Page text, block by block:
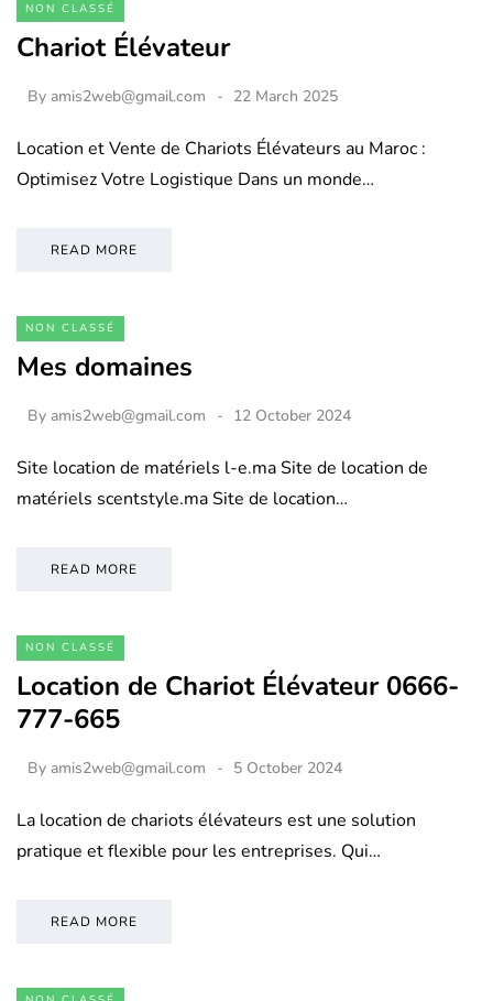
NON CLASSÉ
Chariot Élévateur
By amis2web@gmail.com 22 March 2025
Location et Vente de Chariots Élévateurs au Maroc :
Optimisez Votre Logistique Dans un monde…
READ MORE
NON CLASSÉ
Mes domaines
By amis2web@gmail.com 12 October 2024
Site location de matériels l-e.ma Site de location de
matériels scentstyle.ma Site de location…
READ MORE
NON CLASSÉ
Location de Chariot Élévateur 0666-
777-665
By amis2web@gmail.com 5 October 2024
La location de chariots élévateurs est une solution
pratique et flexible pour les entreprises. Qui…
READ MORE